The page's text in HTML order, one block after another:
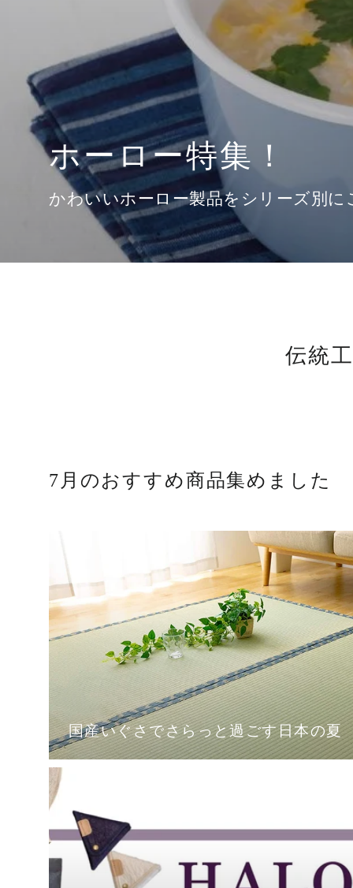
ン
ジ
ャ
パ
ン
商
を
津軽びいどろ【盃
毎日使いたくなる、あなただけの特
伝統
7月のおすすめ商品集めました
国産いぐさでさらっと過ごす日本の夏